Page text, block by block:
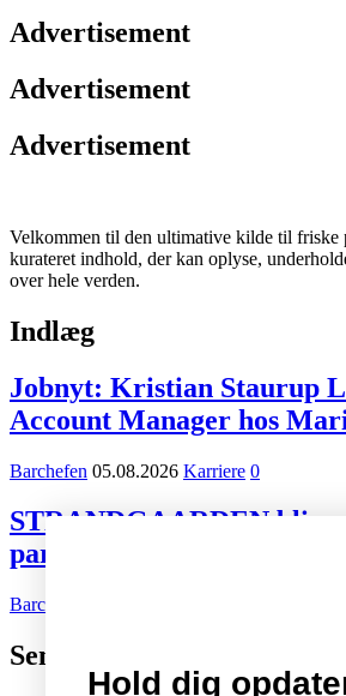
Advertisement
Advertisement
Advertisement
Velkommen til den ultimative kilde til friske
kurateret indhold, der kan oplyse,
over hele verden.
Indlæg
Jobnyt: Kristian Staurup
Account Manager hos
Barchefen 05.08.2026 Karriere 0
STRANDGAARDEN bliver
partner for Tiger Beer og
Barchefen
Seneste indlæg
Hold dig